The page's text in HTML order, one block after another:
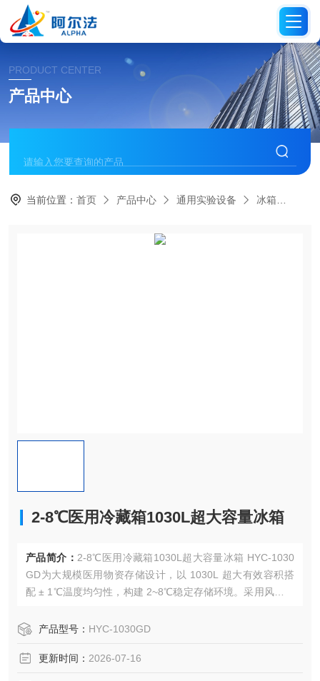
PRODUCT CENTER
产品中心
当前位置：首页 产品中心 通用实验设备 冰箱
2-8℃医用冷藏箱1030L超大容量冰箱
产品简介： 2-8℃医用冷藏箱1030L超大容量冰箱 HYC-1030
GD为大规模医用物资存储设计，以 1030L 超大有效容积搭
配 ± 1℃温度均匀性，构建 2~8℃稳定存储环境。采用风冷无
远程监控、多重报警防护及人性化操作设计
产品型号： HYC-1030GD
更新时间： 2026-07-16